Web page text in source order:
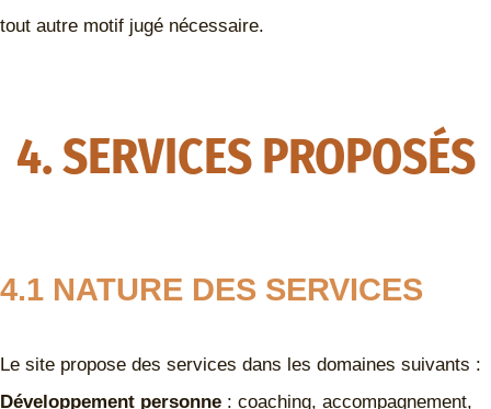
tout autre motif jugé nécessaire.
4. SERVICES PROPOSÉS
4.1 NATURE DES SERVICES
Le site propose des services dans les domaines suivants :
Développement personne : coaching, accompagnement,